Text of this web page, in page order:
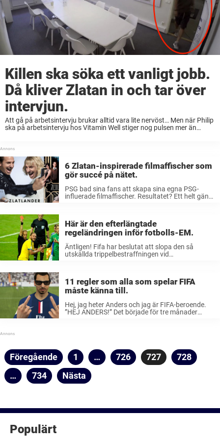
Killen ska söka ett vanligt jobb.
Då kliver Zlatan in och tar över
intervjun.
Att gå på arbetsintervju brukar alltid vara lite nervöst… Men när Philip
ska på arbetsintervju hos Vitamin Well stiger nog pulsen mer än
6 Zlatan-inspirerade filmaffischer som
gör succé på nätet.
PSG bad sina fans att skapa sina egna PSG-
influerade filmaffischer. Resultatet? Ett helt gäng
pic.twitter.com/IZWq3fcnQB — Bleacher ...
Här är den efterlängtade
regeländringen inför fotbolls-EM.
Äntligen! Fifa har beslutat att slopa den så
utskällda trippelbestraffningen vid
Istället för ...
11 regler som alla som spelar FIFA
måste känna till.
Hej, jag heter Anders och jag är FIFA-beroende.
”HEJ ANDERS!” Det började för tre månader
Sidnumrering
Föregående Sida
1 … Sida
726 Sida
727 Sida
728
…
Sida
734 Nästa
Populärt